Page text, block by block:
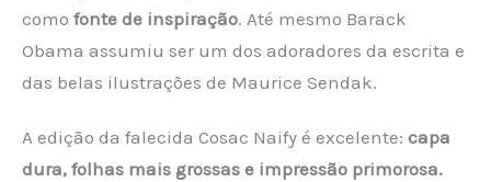
como fonte de inspiração. Até mesmo Barack
Obama assumiu ser um dos adoradores da escrita e
das belas ilustrações de Maurice Sendak.
A edição da falecida Cosac Naify é excelente: capa
dura, folhas mais grossas e impressão primorosa.